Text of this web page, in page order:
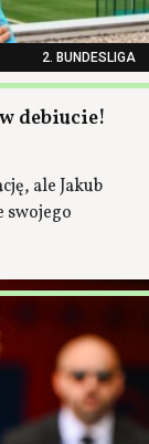
2. BUNDESLIGA
debiucie!
ale Jakub
swojego